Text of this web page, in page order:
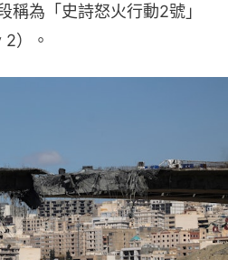
稱為「史詩怒火行動2號」
）。